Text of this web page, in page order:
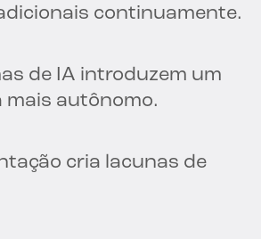
continuamente.
de IA introduzem um
mais autônomo.
cria lacunas de